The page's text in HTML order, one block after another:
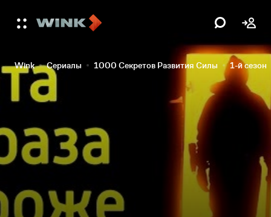
Wink Сериалы 1000 Секретов Развития Силы 1-й сезон